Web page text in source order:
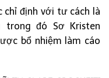
chỉ định với tư cách là
trong đó Sơ Kristen
bổ nhiệm làm cáo